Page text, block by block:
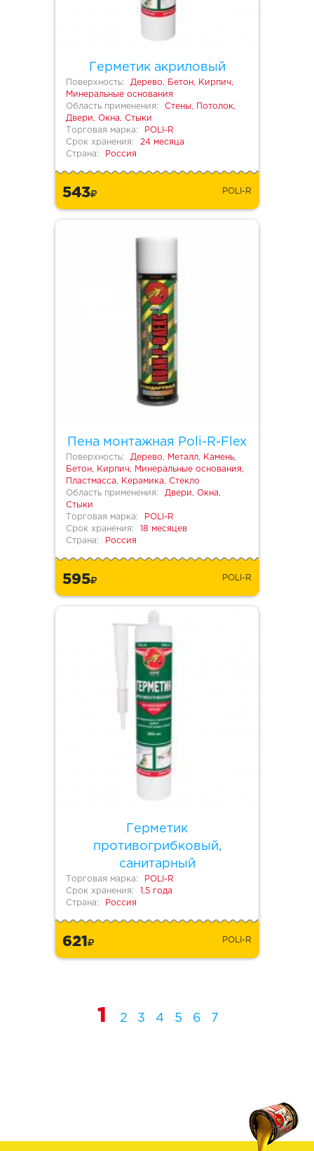
Герметик акриловый
Поверхность:
Дерево, Бетон, Кирпич,
Минеральные основания
Область применения:
Стены, Потолок,
Двери, Окна, Стыки
Торговая марка:
POLI-R
Срок хранения:
24 месяца
Страна:
Россия
543 POLI-R
Пена монтажная Poli-R-Flex
Поверхность:
Дерево, Металл, Камень,
Бетон, Кирпич, Минеральные основания,
Пластмасса, Керамика, Стекло
Область применения:
Двери, Окна,
Стыки
Торговая марка:
POLI-R
Срок хранения:
18 месяцев
Страна:
Россия
595 POLI-R
Герметик
противогрибковый,
санитарный
Торговая марка:
POLI-R
Срок хранения:
1,5 года
Страна:
Россия
621 POLI-R
1 2 3 4 5 6 7